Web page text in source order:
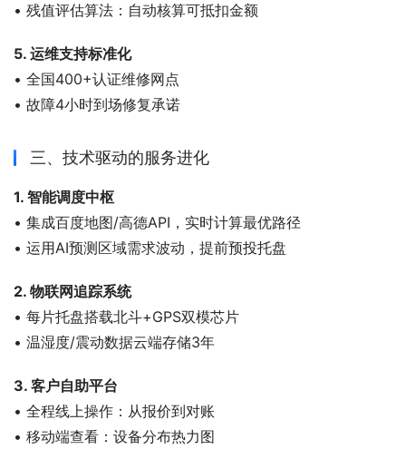
• 残值评估算法：自动核算可抵扣金额
5. 运维支持标准化
• 全国400+认证维修网点
• 故障4小时到场修复承诺
三、技术驱动的服务进化
1. 智能调度中枢
• 集成百度地图/高德API，实时计算最优路径
• 运用AI预测区域需求波动，提前预投托盘
2. 物联网追踪系统
• 每片托盘搭载北斗+GPS双模芯片
• 温湿度/震动数据云端存储3年
3. 客户自助平台
• 全程线上操作：从报价到对账
• 移动端查看：设备分布热力图